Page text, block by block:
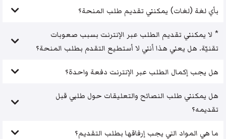
بأي لغة (لغات) يمكنني تقديم طلب المنحة؟
* لا يمكنني تقديم الطلب عبر الإنترنت بسبب صعوبات
تقنيّة. هل يعني هذا أنني لا أستطيع التقدم بطلب المنحة؟
هل يجب إكمال الطلب عبر الإنترنت دفعة واحدة؟
هل يمكنني طلب النصائح والتعليقات حول طلبي قبل
تقديمه؟
ما هي المواد التي يجب إرفاقها بطلب التقديم؟